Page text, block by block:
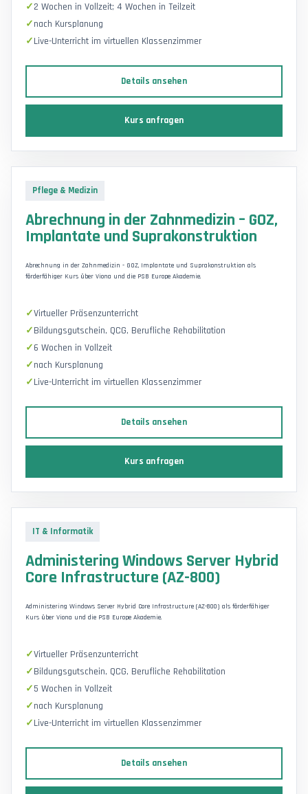
2 Wochen in Vollzeit; 4 Wochen in Teilzeit
nach Kursplanung
Live-Unterricht im virtuellen Klassenzimmer
Details ansehen
Kurs anfragen
Pflege & Medizin
Abrechnung in der Zahnmedizin – GOZ,
Implantate und Suprakonstruktion
Abrechnung in der Zahnmedizin - GOZ, Implantate und Suprakonstruktion als
förderfähiger Kurs über Viona und die PSB Europe Akademie.
Virtueller Präsenzunterricht
Bildungsgutschein, QCG, Berufliche Rehabilitation
6 Wochen in Vollzeit
nach Kursplanung
Live-Unterricht im virtuellen Klassenzimmer
Details ansehen
Kurs anfragen
IT & Informatik
Administering Windows Server Hybrid
Core Infrastructure (AZ-800)
Administering Windows Server Hybrid Core Infrastructure (AZ-800) als förderfähiger
Kurs über Viona und die PSB Europe Akademie.
Virtueller Präsenzunterricht
Bildungsgutschein, QCG, Berufliche Rehabilitation
5 Wochen in Vollzeit
nach Kursplanung
Live-Unterricht im virtuellen Klassenzimmer
Details ansehen